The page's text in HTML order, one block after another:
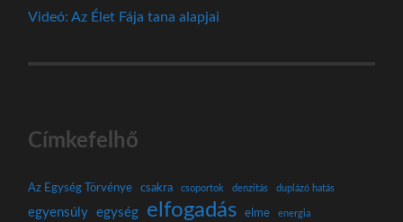
Videó: Az Élet Fája tana alapjai
Címkefelhő
Az Egység Törvénye csakra csoportok denzitás duplázó hatás
egyensúly egység elfogadás elme energia